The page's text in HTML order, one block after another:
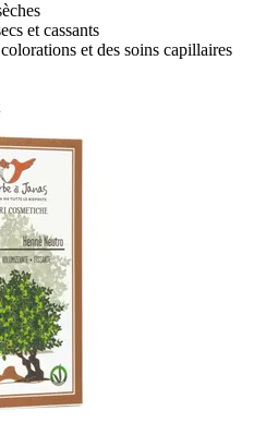
et cassants
et des soins capillaires